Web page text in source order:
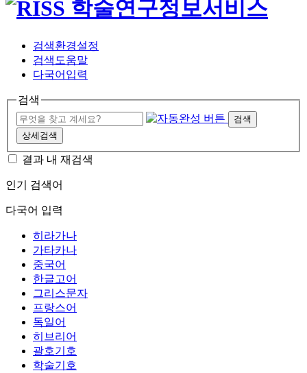
검색환경설정
검색도움말
다국어입력
검색
검색
상세검색
결과 내 재검색
인기 검색어
다국어 입력
히라가나
가타카나
중국어
한글고어
그리스문자
프랑스어
독일어
히브리어
괄호기호
학술기호